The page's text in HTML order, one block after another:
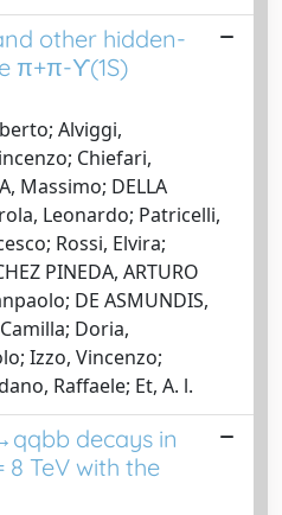
other hidden-
π+π-ϒ(1S)
Alviggi,
Chiefari,
Massimo; DELLA
Leonardo; Patricelli,
Rossi, Elvira;
PINEDA, ARTURO
DE ASMUNDIS,
Doria,
Izzo, Vincenzo;
Raffaele; Et, A. l.
decays in
TeV with the